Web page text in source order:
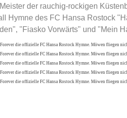
der rauchig-rockigen
Hymne des FC Hansa Rostock
"Fiasko Vorwärts" und "Mein